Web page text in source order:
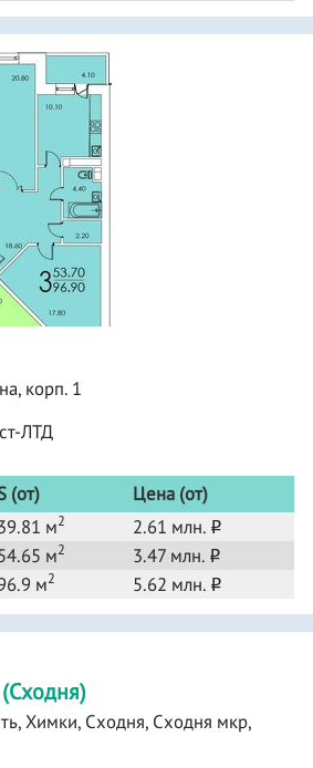
корп. 1
ЛТД
(от)
Цена (от)
м2 2.61 млн. o
м2 3.47 млн. o
м2 5.62 млн. o
Химки, Сходня, Сходня мкр,